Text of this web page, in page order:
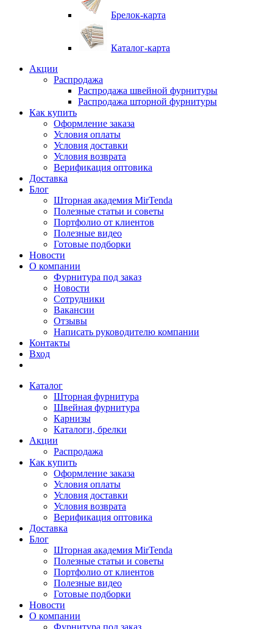
Брелок-карта
Каталог-карта
Акции
Распродажа
Распродажа швейной фурнитуры
Распродажа шторной фурнитуры
Как купить
Оформление заказа
Условия оплаты
Условия доставки
Условия возврата
Верификация оптовика
Доставка
Блог
Шторная академия MirTenda
Полезные статьи и советы
Портфолио от клиентов
Полезные видео
Готовые подборки
Новости
О компании
Фурнитура под заказ
Новости
Сотрудники
Вакансии
Отзывы
Написать руководителю компании
Контакты
Вход
Каталог
Шторная фурнитура
Швейная фурнитура
Карнизы
Каталоги, брелки
Акции
Распродажа
Как купить
Оформление заказа
Условия оплаты
Условия доставки
Условия возврата
Верификация оптовика
Доставка
Блог
Шторная академия MirTenda
Полезные статьи и советы
Портфолио от клиентов
Полезные видео
Готовые подборки
Новости
О компании
Фурнитура под заказ